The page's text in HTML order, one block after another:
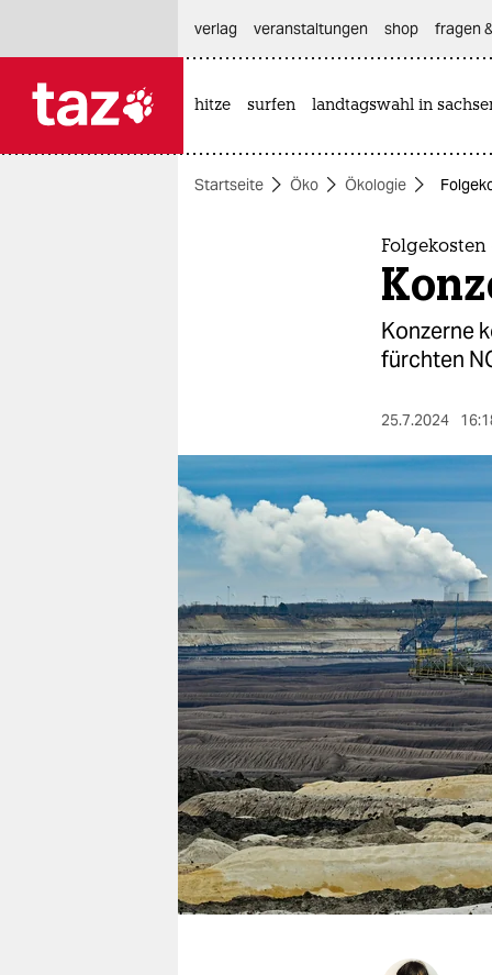
themen
berlin
nord
wahrheit
verlag
verlag
veranstaltungen
shop
fragen & hilfe
unterstützen
abo
verlag
veranstaltungen shop fragen
hitze surfen landtagswahl in
Startseite Öko Ökologie
Konzerne
fürchten
25.7.2024